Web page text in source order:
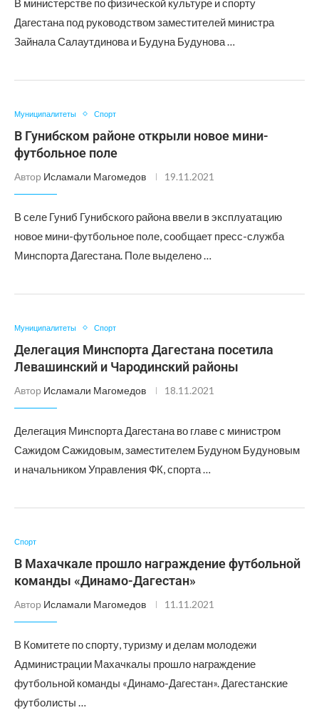
В министерстве по физической культуре и спорту
Дагестана под руководством заместителей министра
Зайнала Салаутдинова и Будуна Будунова …
Муниципалитеты Спорт
В Гунибском районе открыли новое мини-
футбольное поле
Автор Исламали Магомедов 19.11.2021
В селе Гуниб Гунибского района ввели в эксплуатацию
новое мини-футбольное поле, сообщает пресс-служба
Минспорта Дагестана. Поле выделено …
Муниципалитеты Спорт
Делегация Минспорта Дагестана посетила
Левашинский и Чародинский районы
Автор Исламали Магомедов 18.11.2021
Делегация Минспорта Дагестана во главе с министром
Сажидом Сажидовым, заместителем Будуном Будуновым
и начальником Управления ФК, спорта …
Спорт
В Махачкале прошло награждение футбольной
команды «Динамо-Дагестан»
Автор Исламали Магомедов 11.11.2021
В Комитете по спорту, туризму и делам молодежи
Администрации Махачкалы прошло награждение
футбольной команды «Динамо-Дагестан». Дагестанские
футболисты …